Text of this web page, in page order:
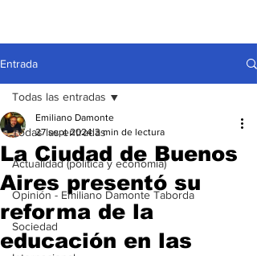
Entrada
Todas las entradas
Actualidad (política y economía)
Opinión - Emiliano Damonte Taborda
Sociedad
Todas las entradas
La Ciudad de Buenos
Aires presentó su
reforma de la
educación en las
Emiliano Damonte
27 sept 2024 3 min de lectura